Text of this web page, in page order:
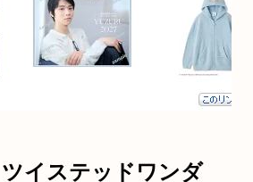
イステッドワンダ